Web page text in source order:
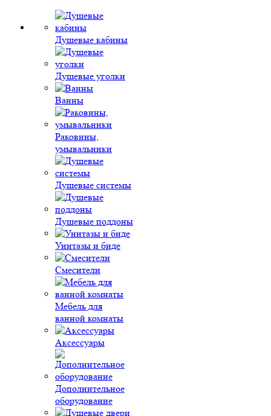
Душевые кабины
Душевые уголки
Ванны
Раковины,
умывальники
Душевые системы
Душевые поддоны
Унитазы и биде
Смесители
Мебель для
ванной комнаты
Аксессуары
Дополнительное
оборудование